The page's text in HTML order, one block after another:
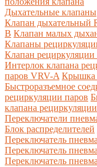
Дыхательные клапаны
Клапан дыхательный
B Клапан малых
Клапаны
Клапан
Интерлок клапана
паров VRV-A Крышка
Быстроразъемное
рециркуляции паров
клапана
Переключатели
Блок распределителей
Переключатель
Переключатель
Переключатель